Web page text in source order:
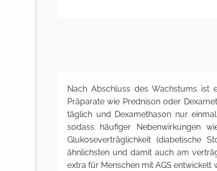
Nach Abschluss des Wachstums ist
Präparate wie Prednison oder
täglich und Dexamethason nur
sodass häufiger Nebenwirkungen
Glukoseverträglichkeit (diabetische
ähnlichsten und damit auch am
extra für Menschen mit AGS